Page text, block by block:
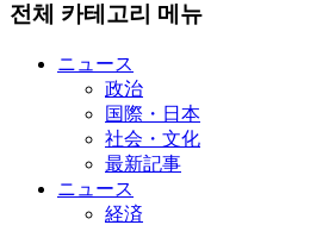
전체 카테고리 메뉴
ニュース
政治
国際・日本
社会・文化
最新記事
ニュース
経済